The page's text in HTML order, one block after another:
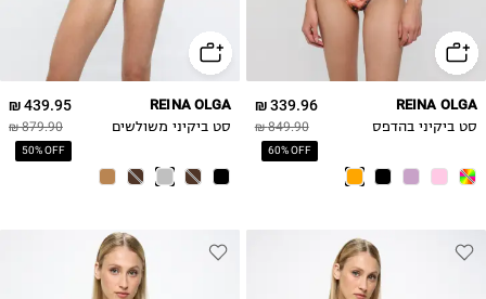
339.96 ₪
849.90 ₪
60% OFF
REINA OLGA
סט ביקיני בהדפס
439.95 ₪
879.90 ₪
50% OFF
REINA OLGA
סט ביקיני משולשים